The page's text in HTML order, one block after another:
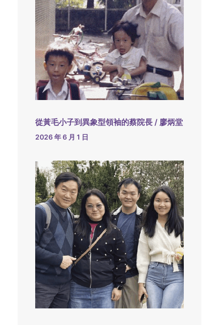
從黃毛小子到異象型領袖的蔡院長 / 廖炳堂
2026 年 6 月 1 日